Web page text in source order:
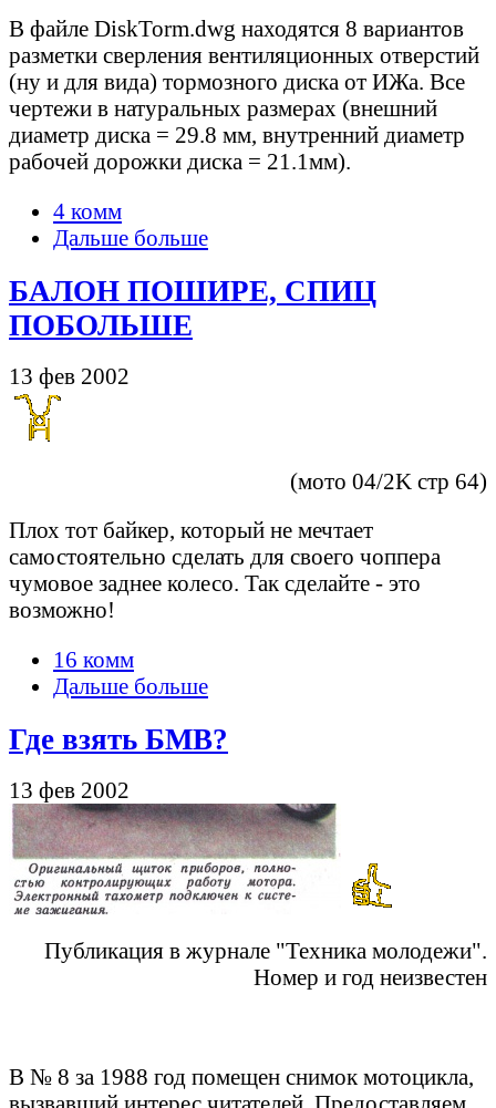
В файле DiskTorm.dwg находятся 8 вариантов
разметки сверления вентиляционных отверстий
(ну и для вида) тормозного диска от ИЖа. Все
чертежи в натуральных размерах (внешний
диаметр диска = 29.8 мм, внутренний диаметр
рабочей дорожки диска = 21.1мм).
4 комм
Дальше больше
БАЛОН ПОШИРЕ, СПИЦ
ПОБОЛЬШЕ
13 фев 2002
(мото 04/2K стр 64)
Плох тот байкер, который не мечтает
самостоятельно сделать для своего чоппера
чумовое заднее колесо. Так сделайте - это
возможно!
16 комм
Дальше больше
Где взять БМВ?
13 фев 2002
Публикация в журнале "Техника молодежи".
Номер и год неизвестен
В № 8 за 1988 год помещен снимок мотоцикла,
вызвавший интерес читателей. Предоставляем